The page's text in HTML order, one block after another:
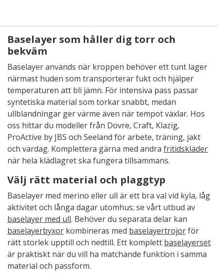
Baselayer som håller dig torr och
bekväm
Baselayer används när kroppen behöver ett tunt lager
närmast huden som transporterar fukt och hjälper
temperaturen att bli jämn. För intensiva pass passar
syntetiska material som torkar snabbt, medan
ullblandningar ger värme även när tempot växlar. Hos
oss hittar du modeller från Dovre, Craft, Klazig,
ProActive by JBS och Seeland för arbete, träning, jakt
och vardag. Komplettera gärna med andra fritidskläder
när hela klädlagret ska fungera tillsammans.
Välj rätt material och plaggtyp
Baselayer med merino eller ull är ett bra val vid kyla, låg
aktivitet och långa dagar utomhus; se vårt utbud av
baselayer med ull. Behöver du separata delar kan
baselayerbyxor kombineras med baselayertrojorför
rätt storlek upptill och nedtill. Ett komplett baselayerset
är praktiskt när du vill ha matchande funktion i samma
material och passform.